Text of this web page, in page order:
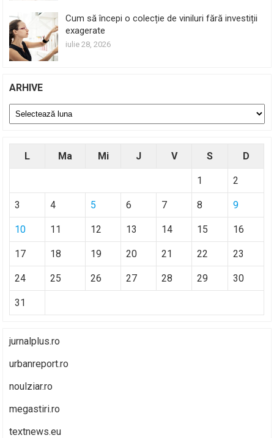
Cum să începi o colecție de viniluri fără investiții
exagerate
iulie 28, 2026
ARHIVE
Arhive
L Ma Mi J V S D
1 2
3 4 5 6 7 8 9
10 11 12 13 14 15 16
17 18 19 20 21 22 23
24 25 26 27 28 29 30
31
jurnalplus.ro
urbanreport.ro
noulziar.ro
megastiri.ro
textnews.eu